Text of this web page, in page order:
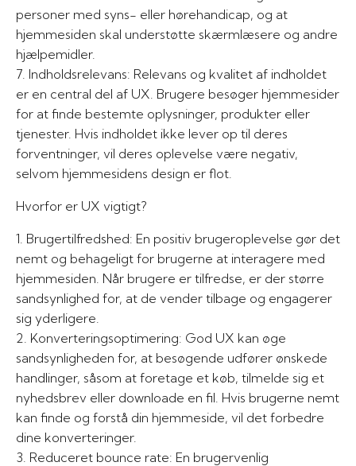
personer med syns- eller hørehandicap, og at
hjemmesiden skal understøtte skærmlæsere og andre
hjælpemidler.
7. Indholdsrelevans: Relevans og kvalitet af indholdet
er en central del af UX. Brugere besøger hjemmesider
for at finde bestemte oplysninger, produkter eller
tjenester. Hvis indholdet ikke lever op til deres
forventninger, vil deres oplevelse være negativ,
selvom hjemmesidens design er flot.
Hvorfor er UX vigtigt?
1. Brugertilfredshed: En positiv brugeroplevelse gør det
nemt og behageligt for brugerne at interagere med
hjemmesiden. Når brugere er tilfredse, er der større
sandsynlighed for, at de vender tilbage og engagerer
sig yderligere.
2. Konverteringsoptimering: God UX kan øge
sandsynligheden for, at besøgende udfører ønskede
handlinger, såsom at foretage et køb, tilmelde sig et
nyhedsbrev eller downloade en fil. Hvis brugerne nemt
kan finde og forstå din hjemmeside, vil det forbedre
dine konverteringer.
3. Reduceret bounce rate: En brugervenlig